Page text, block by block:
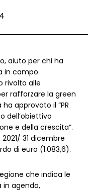
aiuto per chi ha
in campo
rivolto alle
rafforzare la green
approvato il “PR
dell’obiettivo
e della crescita”.
31 dicembre
di euro (1.083,6).
che indica le
in agenda,